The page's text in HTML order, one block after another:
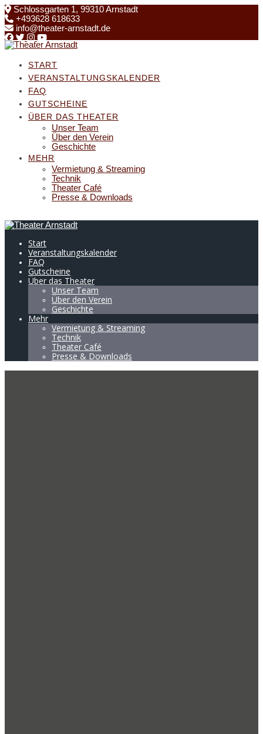
Skip
to
content
Schlossgarten 1, 99310 Arnstadt
+493628 618633
info@theater-arnstadt.de
START
VERANSTALTUNGSKALENDER
FAQ
GUTSCHEINE
ÜBER DAS THEATER
Unser Team
Über den Verein
Geschichte
MEHR
Vermietung & Streaming
Technik
Theater Café
Presse & Downloads
Start
Veranstaltungskalender
FAQ
Gutscheine
Über das Theater
Unser Team
Über den Verein
Geschichte
Mehr
Vermietung & Streaming
Technik
Theater Café
Presse & Downloads